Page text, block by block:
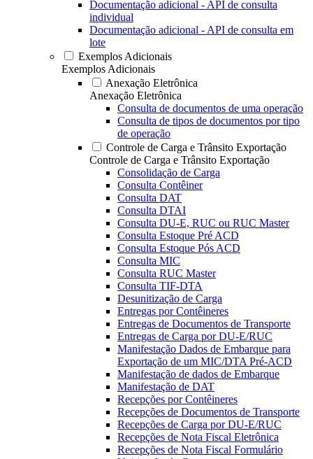
Documentação adicional - API de consulta
individual
Documentação adicional - API de consulta em
lote
Exemplos Adicionais
Exemplos Adicionais
Anexação Eletrônica
Anexação Eletrônica
Consulta de documentos de uma operação
Consulta de tipos de documentos por tipo
de operação
Controle de Carga e Trânsito Exportação
Controle de Carga e Trânsito Exportação
Consolidação de Carga
Consulta Contêiner
Consulta DAT
Consulta DTAI
Consulta DU-E, RUC ou RUC Master
Consulta Estoque Pré ACD
Consulta Estoque Pós ACD
Consulta MIC
Consulta RUC Master
Consulta TIF-DTA
Desunitização de Carga
Entregas por Contêineres
Entregas de Documentos de Transporte
Entregas de Carga por DU-E/RUC
Manifestação Dados de Embarque para
Exportação de um MIC/DTA Pré-ACD
Manifestação de dados de Embarque
Manifestação de DAT
Recepções por Contêineres
Recepções de Documentos de Transporte
Recepções de Carga por DU-E/RUC
Recepções de Nota Fiscal Eletrônica
Recepções de Nota Fiscal Formulário